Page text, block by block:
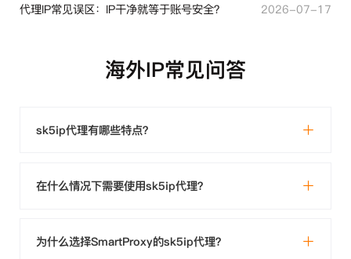
代理IP常见误区：IP干净就等于账号安全？
2026-07-17
海外IP常见问答
sk5ip代理有哪些特点？
在什么情况下需要使用sk5ip代理？
为什么选择SmartProxy的sk5ip代理？